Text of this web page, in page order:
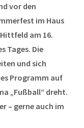
vor den
im Haus
am 16.
Tages. Die
und sich
Programm auf
„Fußball“ dreht.
– gerne auch im